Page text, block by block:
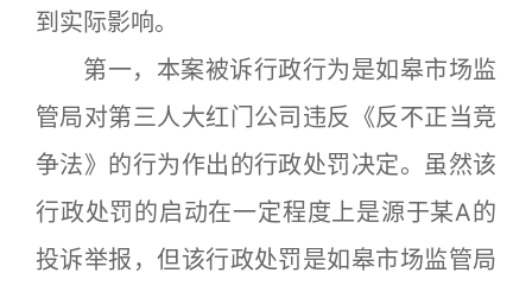
到实际影响。
第一，本案被诉行政行为是如皋市场监
管局对第三人大红门公司违反《反不正当竞
争法》的行为作出的行政处罚决定。虽然该
行政处罚的启动在一定程度上是源于某A的
投诉举报，但该行政处罚是如皋市场监管局